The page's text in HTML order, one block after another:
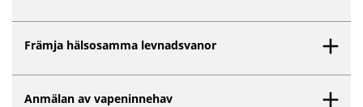
Främja hälsosamma levnadsvanor
Anmälan av vapeninnehav